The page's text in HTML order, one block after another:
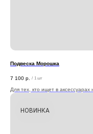
Подвеска Морошка
7 100 р. / 1 шт
Для тех, кто ищет в
НОВИНКА